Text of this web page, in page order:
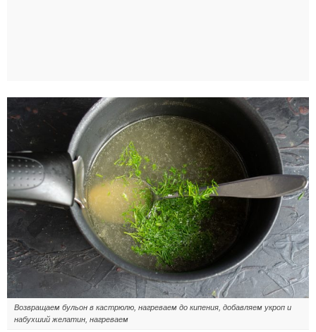
Возвращаем бульон в кастрюлю, нагреваем до кипения, добавляем укроп и
набухший желатин, нагреваем